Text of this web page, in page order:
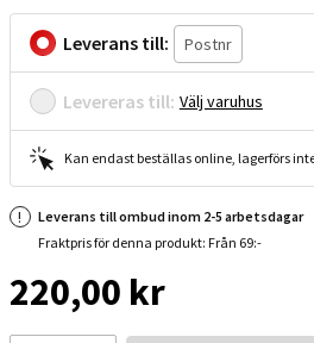
Leverans till:
Levereras till: Välj varuhus
Kan endast beställas online, lagerförs
Leverans till ombud inom 2-5 arbetsdagar
Fraktpris för denna produkt: Från 69:-
220,00 kr